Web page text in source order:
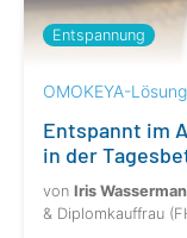
Entspannung
OMOKEYA-
Entspannt im
in der
von Iris
& Diplomkauffrau